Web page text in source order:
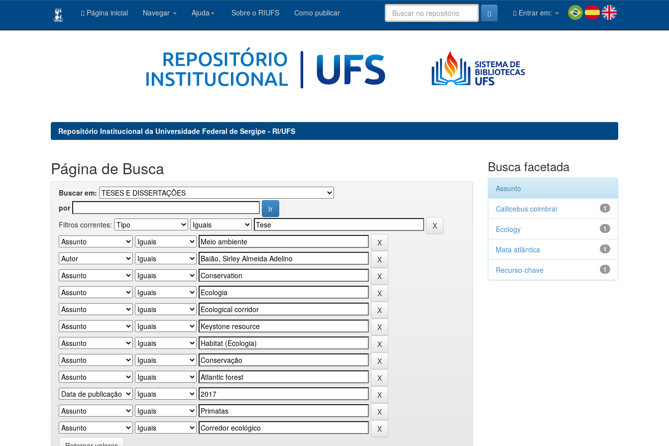
Página inicial Navegar Ajuda Sobre o RIUFS Como publicar Entrar em:
Repositório Institucional da Universidade Federal de Sergipe - RI/UFS
Página de Busca
Buscar em:
por
Filtros correntes:
Busca facetada
Assunto
1
Callicebus coimbrai
1
Ecology
1
Mata atlântica
1
Recurso-chave